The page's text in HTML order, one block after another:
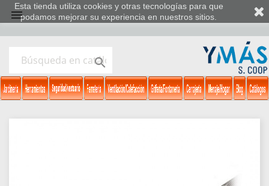


Esta tienda utiliza cookies y otras tecnologías para que
podamos mejorar su experiencia en nuestros sitios.